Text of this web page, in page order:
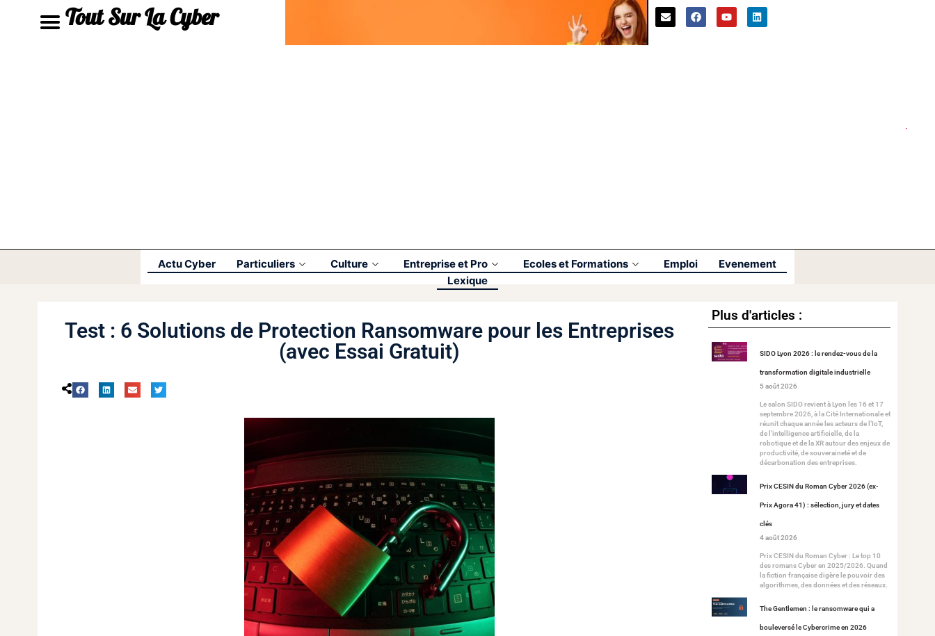
Tout Sur La Cyber
Actu Cyber Particuliers Culture Entreprise et Pro Ecoles et Formations Emploi
Evenement
Lexique
Test : 6 Solutions de Protection Ransomware pour les Entreprises
(avec Essai Gratuit)
Plus d'articles :
SIDO Lyon 2026 : le rendez-vous de la
transformation digitale industrielle
5 août 2026
Le salon SIDO revient à Lyon les 16 et 17
septembre 2026, à la Cité Internationale et
réunit chaque année les acteurs de l’IoT,
de l’intelligence artificielle, de la
robotique et de la XR autour des enjeux de
productivité, de souveraineté et de
décarbonation des entreprises.
Prix CESIN du Roman Cyber 2026 (ex-
Prix Agora 41) : sélection, jury et dates
clés
4 août 2026
Prix CESIN du Roman Cyber : Le top 10
des romans Cyber en 2025/2026. Quand
la fiction française digère le pouvoir des
algorithmes, des données et des réseaux.
The Gentlemen : le ransomware qui a
bouleversé le Cybercrime en 2026